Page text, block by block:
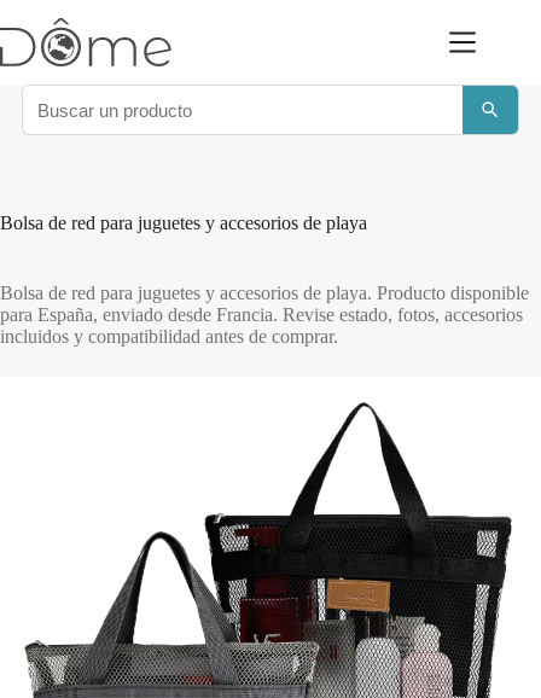
al
contenido
Bolsa de red para juguetes y accesorios de playa
Bolsa de red para juguetes y accesorios de playa. Producto disponible
para España, enviado desde Francia. Revise estado, fotos, accesorios
incluidos y compatibilidad antes de comprar.